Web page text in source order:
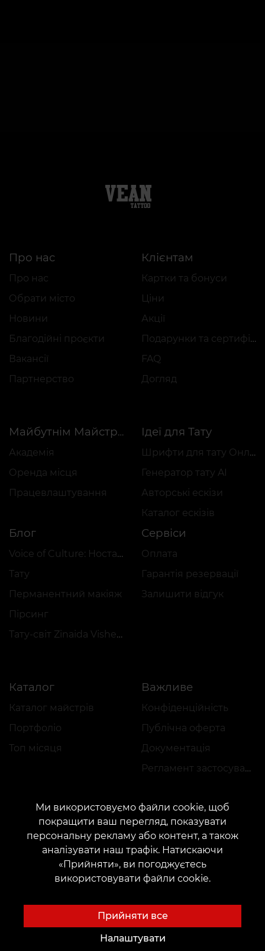
Про нас
Про нас
Обрати місто
Новини
Благодійні проєкти
Вакансії
Партнерство
Клієнтам
Картки та бонуси
Ціни
Акції
Подарунки та сертифікати
FAQ
Догляд
Майбутнім Майстрам
Академія
Оренда місця
Працевлаштування
Ідеї для Тату
Шрифти для тату Онлайн
Генератор тату AI
Авторські ескізи
Каталог ескізів
Блог
Voice of Culture: Ностальгія за 2000-ми
Тату
Перманентний макіяж
Пірсинг
Тату-світ Zinaida Vishenka
Сервіси
Оплата
Гарантія резервації
Залишити відгук
Каталог
Каталог майстрів
Портфоліо
Топ місяця
Важливе
Конфіденційність
Публічна оферта
Документація
Регламент застосування акцій
КОНТАКТИ
Зв'яжіться з нами:customers@vean-tattoo.com
Співпраця: marketing.veantattoo@gmail.com
Скарги та пропозиції:complaints@vean-tattoo.com
Ми використовуємо файли cookie, щоб
покращити ваш перегляд, показувати
персональну рекламу або контент, а також
аналізувати наш трафік. Натискаючи
«Прийняти», ви погоджуєтесь
використовувати файли cookie.
Прийняти все
Налаштувати